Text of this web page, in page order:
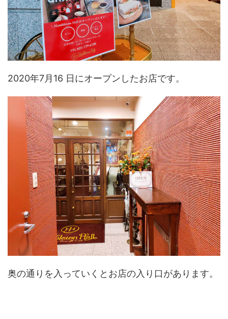
2020年7月16 日にオープンしたお店です。
奥の通りを入っていくとお店の入り口があります。